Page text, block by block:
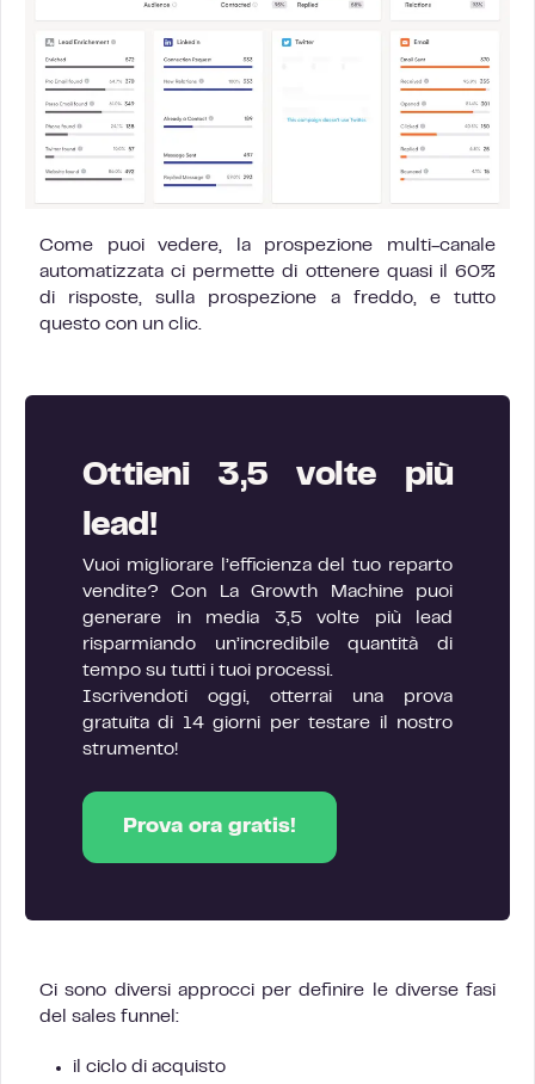
Come puoi vedere, la prospezione multi-canale
automatizzata ci permette di ottenere quasi il 60%
di risposte, sulla prospezione a freddo, e tutto
questo con un clic.
Ottieni 3,5 volte più
lead!
Vuoi migliorare l’efficienza del tuo reparto
vendite? Con La Growth Machine puoi
generare in media 3,5 volte più lead
risparmiando un’incredibile quantità di
tempo su tutti i tuoi processi.
Iscrivendoti oggi, otterrai una prova
gratuita di 14 giorni per testare il nostro
strumento!
Prova ora gratis!
Ci sono diversi approcci per definire le diverse fasi
del sales funnel:
il ciclo di acquisto